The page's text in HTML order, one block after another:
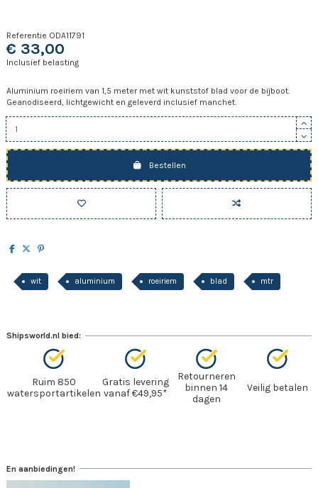
Referentie ODA11791
€ 33,00
Inclusief belasting
Aluminium roeiriem van 1,5 meter met wit kunststof blad voor de bijboot.
Geanodiseerd, lichtgewicht en geleverd inclusief manchet.
Bestellen
wit aluminium roeiriem blad mtr
Shipsworld.nl bied:
Ruim 850
watersportartikelen
Gratis levering
vanaf €49,95*
Retourneren
binnen 14
dagen
Veilig betalen
En aanbiedingen!